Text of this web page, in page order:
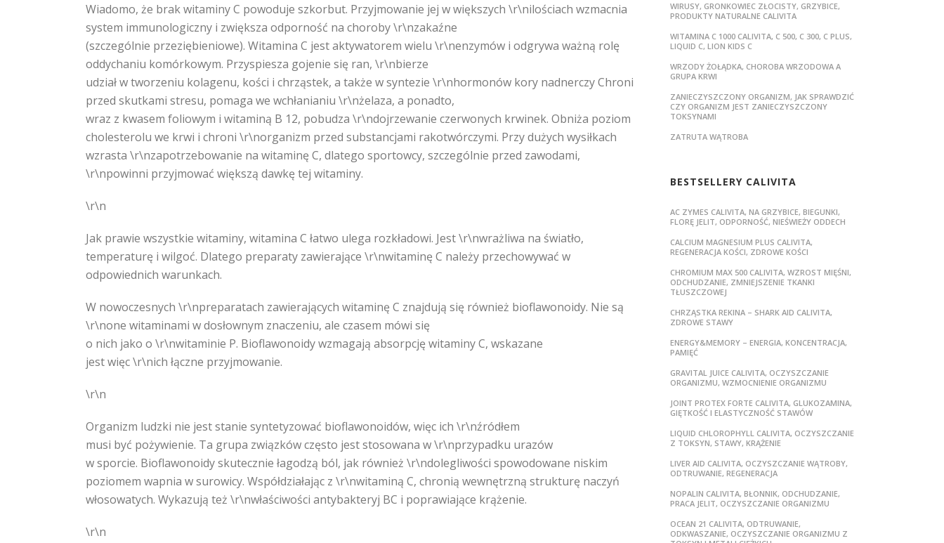
Wiadomo, że brak witaminy C powoduje szkorbut. Przyjmowanie jej w większych \r\nilościach wzmacnia
system immunologiczny i zwiększa odporność na choroby \r\nzakaźne
(szczególnie przeziębieniowe). Witamina C jest aktywatorem wielu \r\nenzymów i odgrywa ważną rolę
oddychaniu komórkowym. Przyspiesza gojenie się ran, \r\nbierze
udział w tworzeniu kolagenu, kości i chrząstek, a także w syntezie \r\nhormonów kory nadnerczy Chroni
przed skutkami stresu, pomaga we wchłanianiu \r\nżelaza, a ponadto,
wraz z kwasem foliowym i witaminą B 12, pobudza \r\ndojrzewanie czerwonych krwinek. Obniża poziom
cholesterolu we krwi i chroni \r\norganizm przed substancjami rakotwórczymi. Przy dużych wysiłkach
wzrasta \r\nzapotrzebowanie na witaminę C, dlatego sportowcy, szczególnie przed zawodami,
\r\npowinni przyjmować większą dawkę tej witaminy.
\r\n
Jak prawie wszystkie witaminy, witamina C łatwo ulega rozkładowi. Jest \r\nwrażliwa na światło,
temperaturę i wilgoć. Dlatego preparaty zawierające \r\nwitaminę C należy przechowywać w
odpowiednich warunkach.
W nowoczesnych \r\npreparatach zawierających witaminę C znajdują się również bioflawonoidy. Nie są
\r\none witaminami w dosłownym znaczeniu, ale czasem mówi się
o nich jako o \r\nwitaminie P. Bioflawonoidy wzmagają absorpcję witaminy C, wskazane
jest więc \r\nich łączne przyjmowanie.
\r\n
Organizm ludzki nie jest stanie syntetyzować bioflawonoidów, więc ich \r\nźródłem
musi być pożywienie. Ta grupa związków często jest stosowana w \r\nprzypadku urazów
w sporcie. Bioflawonoidy skutecznie łagodzą ból, jak również \r\ndolegliwości spowodowane niskim
poziomem wapnia w surowicy. Współdziałając z \r\nwitaminą C, chronią wewnętrzną strukturę naczyń
włosowatych. Wykazują też \r\nwłaściwości antybakteryj BC i poprawiające krążenie.
\r\n
WIRUSY, GRONKOWIEC ZŁOCISTY, GRZYBICE,
PRODUKTY NATURALNE CALIVITA
WITAMINA C 1000 CALIVITA, C 500, C 300, C PLUS,
LIQUID C, LION KIDS C
WRZODY ŻOŁĄDKA, CHOROBA WRZODOWA A
GRUPA KRWI
ZANIECZYSZCZONY ORGANIZM, JAK SPRAWDZIĆ
CZY ORGANIZM JEST ZANIECZYSZCZONY
TOKSYNAMI
ZATRUTA WĄTROBA
BESTSELLERY CALIVITA
AC ZYMES CALIVITA, NA GRZYBICE, BIEGUNKI,
FLORĘ JELIT, ODPORNOŚĆ, NIEŚWIEŻY ODDECH
CALCIUM MAGNESIUM PLUS CALIVITA,
REGENERACJA KOŚCI, ZDROWE KOŚCI
CHROMIUM MAX 500 CALIVITA, WZROST MIĘŚNI,
ODCHUDZANIE, ZMNIEJSZENIE TKANKI
TŁUSZCZOWEJ
CHRZĄSTKA REKINA – SHARK AID CALIVITA,
ZDROWE STAWY
ENERGY&MEMORY – ENERGIA, KONCENTRACJA,
PAMIĘĆ
GRAVITAL JUICE CALIVITA, OCZYSZCZANIE
ORGANIZMU, WZMOCNIENIE ORGANIZMU
JOINT PROTEX FORTE CALIVITA, GLUKOZAMINA,
GIĘTKOŚĆ I ELASTYCZNOŚĆ STAWÓW
LIQUID CHLOROPHYLL CALIVITA, OCZYSZCZANIE
Z TOKSYN, STAWY, KRĄŻENIE
LIVER AID CALIVITA, OCZYSZCZANIE WĄTROBY,
ODTRUWANIE, REGENERACJA
NOPALIN CALIVITA, BŁONNIK, ODCHUDZANIE,
PRACA JELIT, OCZYSZCZANIE ORGANIZMU
OCEAN 21 CALIVITA, ODTRUWANIE,
ODKWASZANIE, OCZYSZCZANIE ORGANIZMU Z